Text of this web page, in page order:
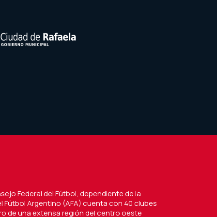
Federal del Fútbol, dependiente de la
Fútbol Argentino (AFA) cuenta con 40 clubes
de una extensa región del centro oeste